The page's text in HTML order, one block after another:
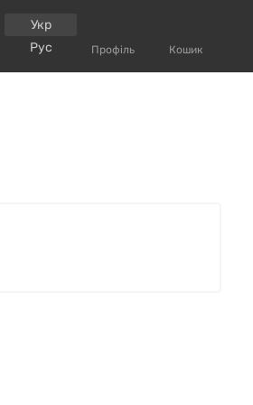
Укр
Рус
Профіль Кошик